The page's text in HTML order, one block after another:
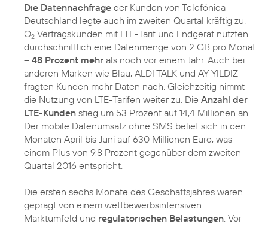
Die Datennachfrage der Kunden von Telefónica
Deutschland legte auch im zweiten Quartal kräftig zu.
O2 Vertragskunden mit LTE-Tarif und Endgerät nutzten
durchschnittlich eine Datenmenge von 2 GB pro Monat
– 48 Prozent mehr als noch vor einem Jahr. Auch bei
anderen Marken wie Blau, ALDI TALK und AY YILDIZ
fragten Kunden mehr Daten nach. Gleichzeitig nimmt
die Nutzung von LTE-Tarifen weiter zu. Die Anzahl der
LTE-Kunden stieg um 53 Prozent auf 14,4 Millionen an.
Der mobile Datenumsatz ohne SMS belief sich in den
Monaten April bis Juni auf 630 Millionen Euro, was
einem Plus von 9,8 Prozent gegenüber dem zweiten
Quartal 2016 entspricht.
Die ersten sechs Monate des Geschäftsjahres waren
geprägt von einem wettbewerbsintensiven
Marktumfeld und regulatorischen Belastungen . Vor